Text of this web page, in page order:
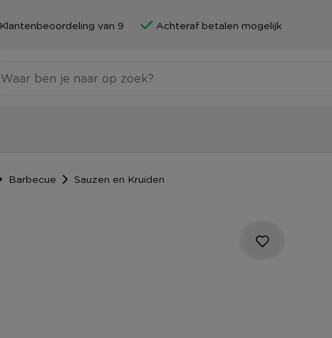
Klantenbeoordeling van 9 Achteraf betalen mogelijk
Barbecue Sauzen en Kruiden